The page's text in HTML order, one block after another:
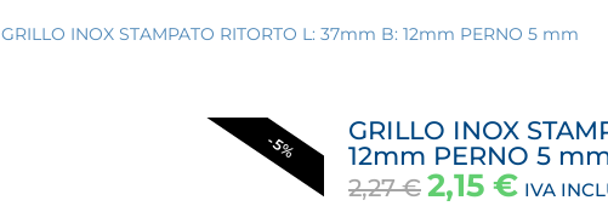
GRILLO INOX STAMPATO RITORTO L: 37mm B: 12mm PERNO 5 mm
-5%
GRILLO INOX
12mm PERNO 5
2,27€ 2,15 € IVA